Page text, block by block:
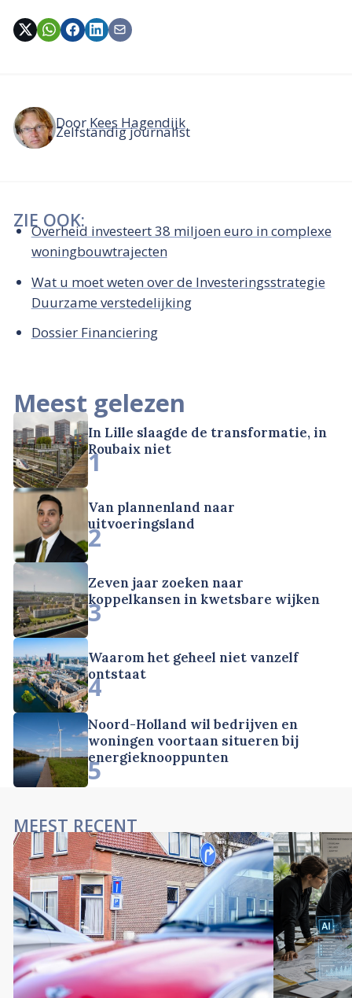
Door Kees Hagendijk
Zelfstandig journalist
ZIE OOK:
Overheid investeert 38 miljoen euro in complexe
woningbouwtrajecten
Wat u moet weten over de Investeringsstrategie
Duurzame verstedelijking
Dossier Financiering
Meest gelezen
In Lille slaagde de transformatie, in
Roubaix niet
1
Van plannenland naar
uitvoeringsland
2
Zeven jaar zoeken naar
koppelkansen in kwetsbare wijken
3
Waarom het geheel niet vanzelf
ontstaat
4
Noord-Holland wil bedrijven en
woningen voortaan situeren bij
energieknooppunten
5
MEEST RECENT